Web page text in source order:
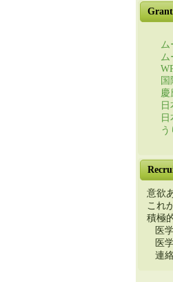
ム
ム
慶
う
意欲
これ
積極
医
医
連